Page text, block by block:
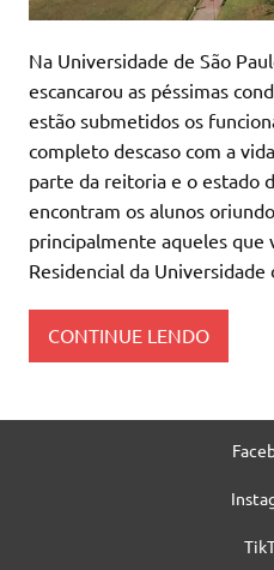
Na Universidade de São
escancarou as péssimas
estão submetidos os
completo descaso com a
parte da reitoria e o estado
encontram os alunos
principalmente aqueles que
Residencial da
CONTINUE LENDO